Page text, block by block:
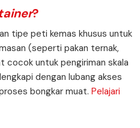
?
tipe peti kemas khusus untuk
(seperti pakan ternak,
cocok untuk pengiriman skala
dengan lubang akses
bongkar muat. Pelajari